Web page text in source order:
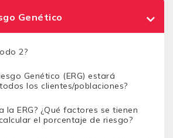
Genético
2?
Genético (ERG) estará
los clientes/poblaciones?
la ERG? ¿Qué factores se tienen
el porcentaje de riesgo?